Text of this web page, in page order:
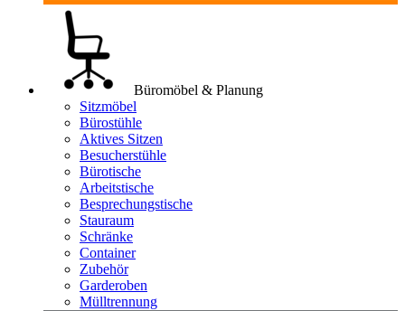
Büromöbel & Planung
Sitzmöbel
Bürostühle
Aktives Sitzen
Besucherstühle
Bürotische
Arbeitstische
Besprechungstische
Stauraum
Schränke
Container
Zubehör
Garderoben
Mülltrennung